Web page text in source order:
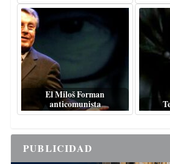
El Miloš Forman
anticomunista
PUBLICIDAD